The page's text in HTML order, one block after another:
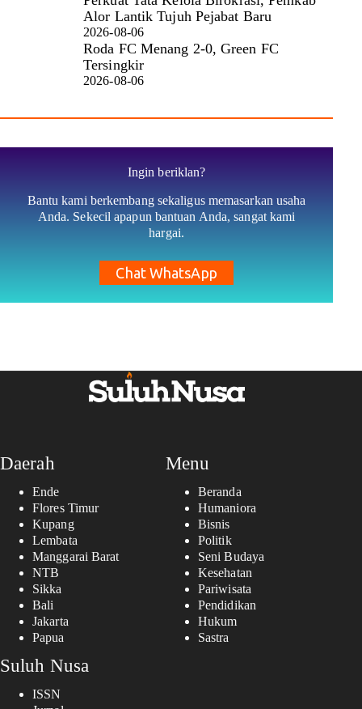
Alor Lantik Tujuh Pejabat Baru
2026-08-06
Roda FC Menang 2-0, Green FC
Tersingkir
2026-08-06
Ingin beriklan?
Bantu kami berkembang sekaligus memasarkan usaha
Anda. Sekecil apapun bantuan Anda, sangat kami
hargai.
Chat WhatsApp
Daerah
Ende
Flores Timur
Kupang
Lembata
Manggarai Barat
NTB
Sikka
Bali
Jakarta
Papua
Menu
Beranda
Humaniora
Bisnis
Politik
Seni Budaya
Kesehatan
Pariwisata
Pendidikan
Hukum
Sastra
Suluh Nusa
ISSN